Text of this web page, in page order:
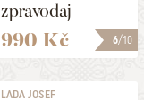
6/10
zpravodaj
1.-52./1933
990 Kč
LADA JOSEF